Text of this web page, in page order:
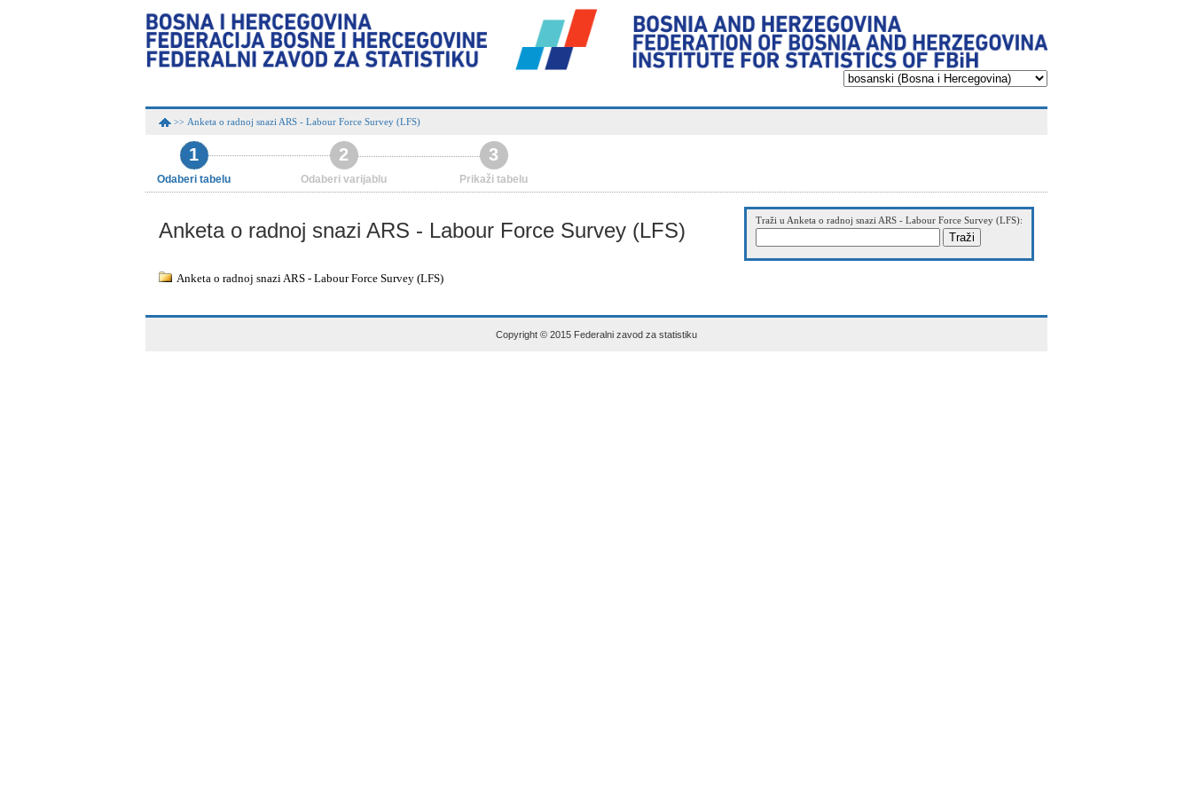
>> Anketa o radnoj snazi ARS - Labour Force Survey (LFS)
1
Odaberi tabelu
2
Odaberi varijablu
3
Prikaži tabelu
Anketa o radnoj snazi ARS - Labour Force Survey (LFS) Traži u Anketa o radnoj snazi ARS - Labour Force Survey (LFS):
Anketa o radnoj snazi ARS - Labour Force Survey (LFS)
Copyright © 2015 Federalni zavod za statistiku